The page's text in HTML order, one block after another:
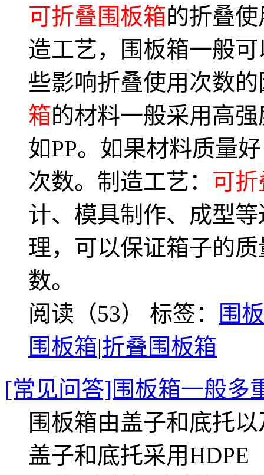
可折叠围板箱的折叠
造工艺，围板箱一般
些影响折叠使用次数
箱的材料一般采用高
如PP。如果材料质量
次数。制造工艺： 可
计、模具制作、成型
理，可以保证箱子的
数。
阅读（53） 标签：
围
围板箱|折叠围板箱
[常见问答]围板箱一般多
围板箱由盖子和底托
盖子和底托采用HDPE